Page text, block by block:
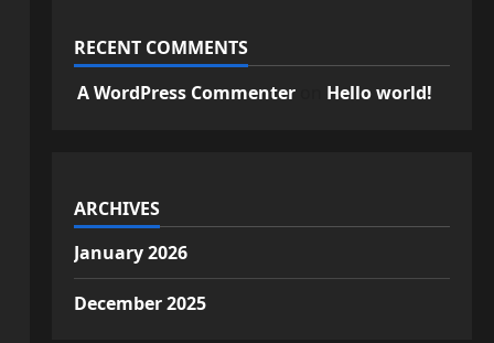
RECENT COMMENTS
A WordPress Commenteron Hello world!
ARCHIVES
January 2026
December 2025